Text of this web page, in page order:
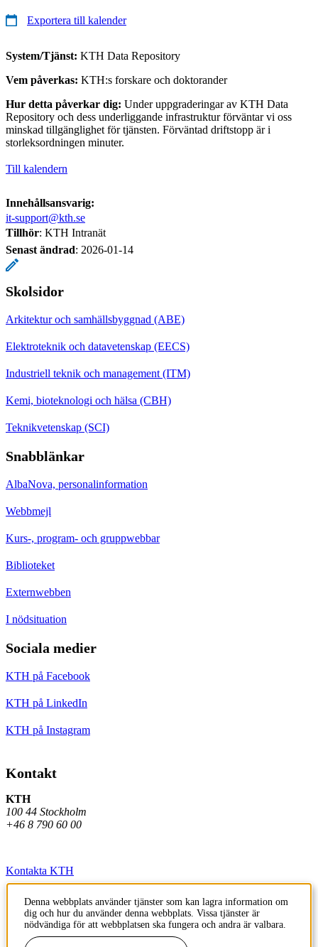
Exportera till kalender
System/Tjänst: KTH Data Repository
Vem påverkas: KTH:s forskare och doktorander
Hur detta påverkar dig: Under uppgraderingar av KTH Data
Repository och dess underliggande infrastruktur förväntar vi oss
minskad tillgänglighet för tjänsten. Förväntad driftstopp är i
storleksordningen minuter.
Till kalendern
Innehållsansvarig:
it-support@kth.se
Tillhör: KTH Intranät
Senast ändrad: 2026-01-14
Skolsidor
Arkitektur och samhällsbyggnad (ABE)
Elektroteknik och datavetenskap (EECS)
Industriell teknik och management (ITM)
Kemi, bioteknologi och hälsa (CBH)
Teknikvetenskap (SCI)
Snabblänkar
AlbaNova, personalinformation
Webbmejl
Kurs-, program- och gruppwebbar
Biblioteket
Externwebben
I nödsituation
Sociala medier
KTH på Facebook
KTH på LinkedIn
KTH på Instagram
Kontakt
KTH
100 44 Stockholm
+46 8 790 60 00
Kontakta KTH
Jobba på KTH
Press och media
Denna webbplats använder tjänster som kan lagra information om
dig och hur du använder denna webbplats. Vissa tjänster är
nödvändiga för att webbplatsen ska fungera och andra är valbara.